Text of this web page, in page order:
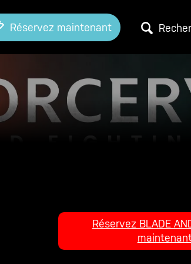
Réservez maintenant
Réservez BLADE